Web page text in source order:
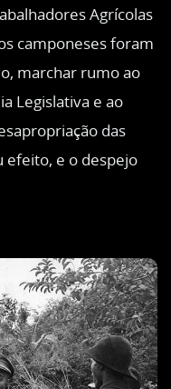
Agrícolas
camponeses foram
marchar rumo ao
Legislativa e ao
das
efeito, e o despejo